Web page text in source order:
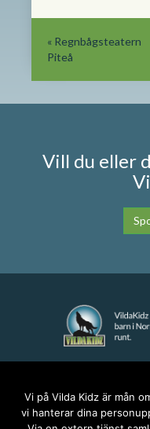
« Regnbågsteatern
Piteå
Vill du eller
Vi på Vilda Kidz är mån
vi hanterar dina